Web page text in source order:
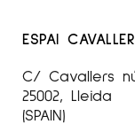
ESPAI
C/ Cavallers
25002, Lleida
(SPAIN)